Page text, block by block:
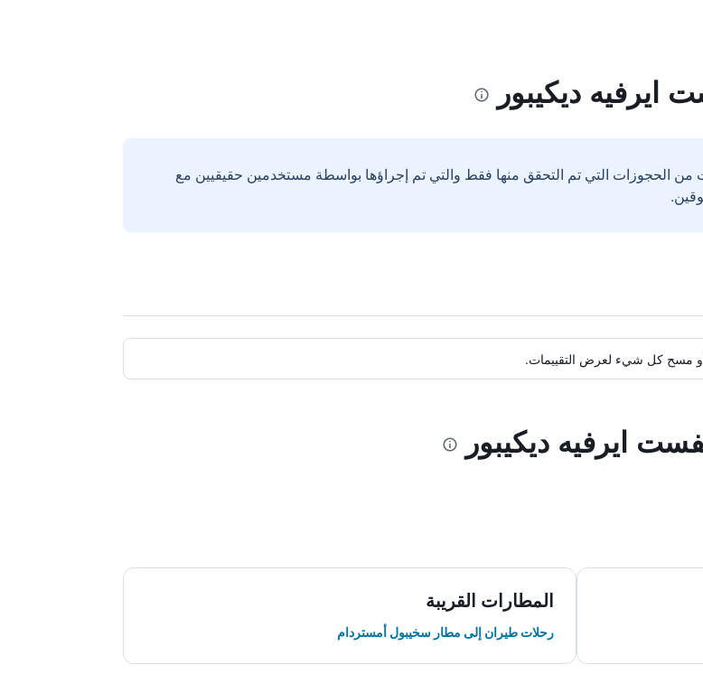
ايرفيه ديكيبور
من الحجوزات التي تم التحقق منها فقط والتي تم إجراؤها بواسطة مستخدمين حقيقيين مع
أو مسح كل شيء لعرض التقييمات.
ايرفيه ديكيبور
المطارات القريبة
رحلات طيران إلى مطار سخيبول أمستردام